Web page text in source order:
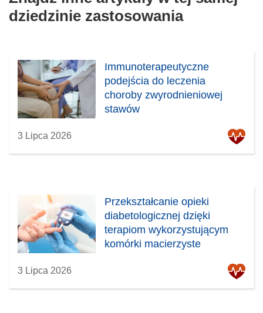
dziedzinie zastosowania
Immunoterapeutyczne
podejścia do leczenia
choroby zwyrodnieniowej
stawów
3 Lipca 2026
Przekształcanie opieki
diabetologicznej dzięki
terapiom wykorzystującym
komórki macierzyste
3 Lipca 2026